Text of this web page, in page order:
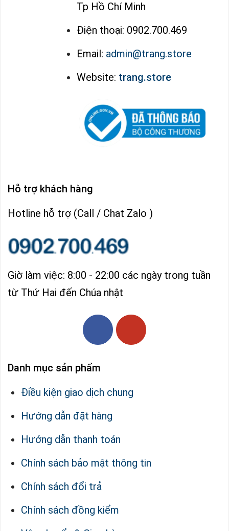
Tp Hồ Chí Minh
Điện thoại: 0902.700.469
Email: admin@trang.store
Website: trang.store
Hỗ trợ khách hàng
Hotline hỗ trợ (Call / Chat Zalo )
Giờ làm việc: 8:00 - 22:00 các ngày trong tuần
từ Thứ Hai đến Chúa nhật
Danh mục sản phẩm
Điều kiện giao dịch chung
Hướng dẫn đặt hàng
Hướng dẫn thanh toán
Chính sách bảo mật thông tin
Chính sách đổi trả
Chính sách đồng kiểm